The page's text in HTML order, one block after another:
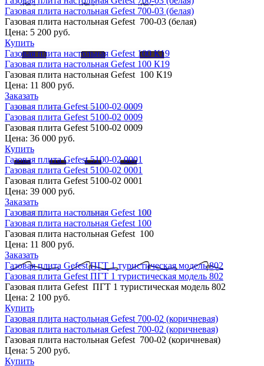
Газовая плита настольная Gefest 700-03 (белая)
Газовая плита настольная Gefest 700-03 (белая)
Цена: 5 200 руб.
Купить
Газовая плита настольная Gefest 100 К19
Газовая плита настольная Gefest 100 К19
Газовая плита настольная Gefest 100 К19
Цена: 11 800 руб.
Заказать
Газовая плита Gefest 5100-02 0009
Газовая плита Gefest 5100-02 0009
Газовая плита Gefest 5100-02 0009
Цена: 36 000 руб.
Купить
Газовая плита Gefest 5100-02 0001
Газовая плита Gefest 5100-02 0001
Газовая плита Gefest 5100-02 0001
Цена: 39 000 руб.
Заказать
Газовая плита настольная Gefest 100
Газовая плита настольная Gefest 100
Газовая плита настольная Gefest 100
Цена: 11 800 руб.
Заказать
Газовая плита Gefest ПГТ 1 туристическая модель 802
Газовая плита Gefest ПГТ 1 туристическая модель 802
Газовая плита Gefest ПГТ 1 туристическая модель 802
Цена: 2 100 руб.
Купить
Газовая плита настольная Gefest 700-02 (коричневая)
Газовая плита настольная Gefest 700-02 (коричневая)
Газовая плита настольная Gefest 700-02 (коричневая)
Цена: 5 200 руб.
Купить